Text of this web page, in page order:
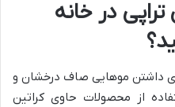
تراپی در خانه
داشتن موهایی صاف درخشان و
از محصولات حاوی کراتین